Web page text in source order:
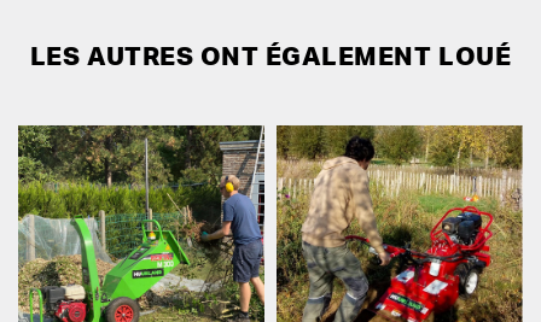
LES AUTRES ONT ÉGALEMENT LOUÉ